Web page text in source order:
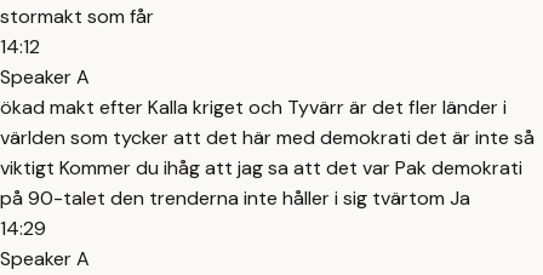
stormakt som får
14:12
Speaker A
ökad makt efter Kalla kriget och Tyvärr är det fler länder i
världen som tycker att det här med demokrati det är inte så
viktigt Kommer du ihåg att jag sa att det var Pak demokrati
på 90-talet den trenderna inte håller i sig tvärtom Ja
14:29
Speaker A